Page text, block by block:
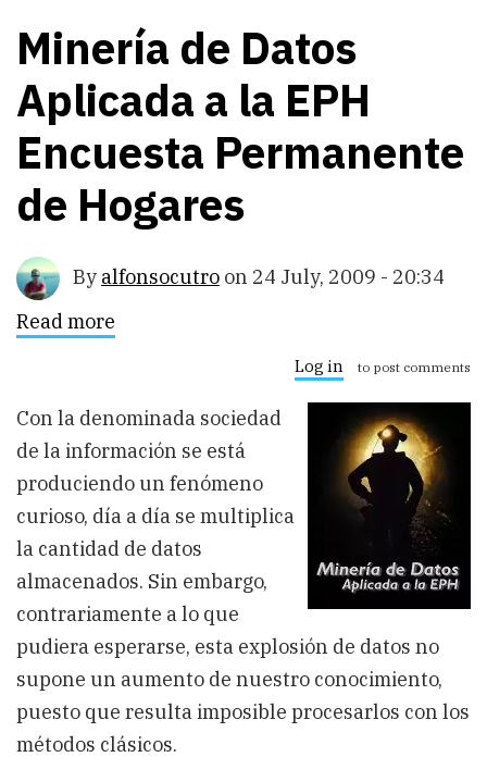
Minería de Datos
Aplicada a la EPH
Encuesta Permanente
de Hogares
By alfonsocutro on 24 July, 2009 - 20:34
Read more
a
EPH
Encuesta
Permanente
de
Hogares
Log in to post comments
Con la denominada sociedad
de la información se está
produciendo un fenómeno
curioso, día a día se multiplica
la cantidad de datos
almacenados. Sin embargo,
contrariamente a lo que
pudiera esperarse, esta explosión de datos no
supone un aumento de nuestro conocimiento,
puesto que resulta imposible procesarlos con los
métodos clásicos.